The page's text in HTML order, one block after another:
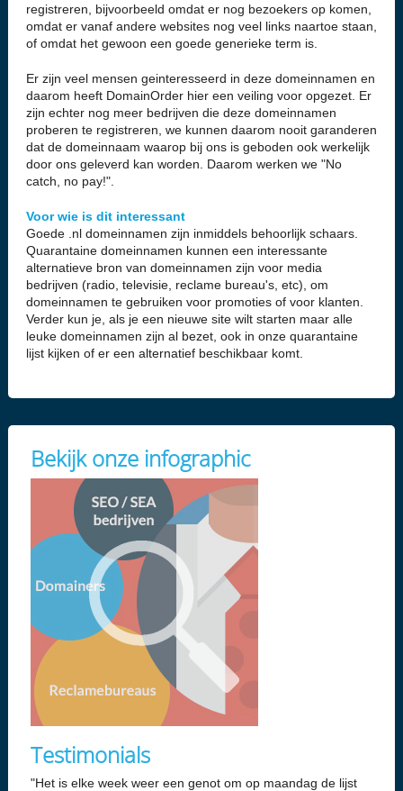
registreren, bijvoorbeeld omdat er nog bezoekers op komen,
omdat er vanaf andere websites nog veel links naartoe staan,
of omdat het gewoon een goede generieke term is.
Er zijn veel mensen geinteresseerd in deze domeinnamen en
daarom heeft DomainOrder hier een veiling voor opgezet. Er
zijn echter nog meer bedrijven die deze domeinnamen
proberen te registreren, we kunnen daarom nooit garanderen
dat de domeinnaam waarop bij ons is geboden ook werkelijk
door ons geleverd kan worden. Daarom werken we "No
catch, no pay!".
Voor wie is dit interessant
Goede .nl domeinnamen zijn inmiddels behoorlijk schaars.
Quarantaine domeinnamen kunnen een interessante
alternatieve bron van domeinnamen zijn voor media
bedrijven (radio, televisie, reclame bureau's, etc), om
domeinnamen te gebruiken voor promoties of voor klanten.
Verder kun je, als je een nieuwe site wilt starten maar alle
leuke domeinnamen zijn al bezet, ook in onze quarantaine
lijst kijken of er een alternatief beschikbaar komt.
Bekijk onze infographic
Testimonials
"Het is elke week weer een genot om op maandag de lijst